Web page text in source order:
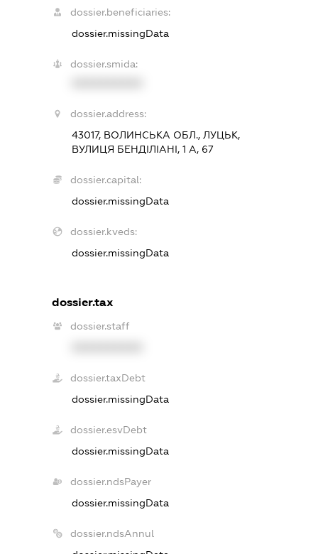
dossier.beneficiaries:
dossier.missingData
dossier.smida:
dossier.address:
43017, ВОЛИНСЬКА ОБЛ., ЛУЦЬК,
ВУЛИЦЯ БЕНДІЛІАНІ, 1 А, 67
dossier.capital:
dossier.missingData
dossier.kveds:
dossier.missingData
dossier.tax
dossier.staff
dossier.taxDebt
dossier.missingData
dossier.esvDebt
dossier.missingData
dossier.ndsPayer
dossier.missingData
dossier.ndsAnnul